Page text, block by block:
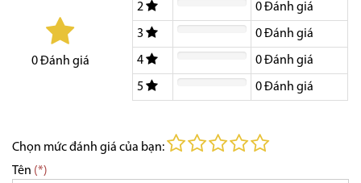
0Đánh giá
2 0Đánh giá
3 0Đánh giá
4 0Đánh giá
5 0Đánh giá
Chọn mức đánh giá của bạn:
Tên (*)